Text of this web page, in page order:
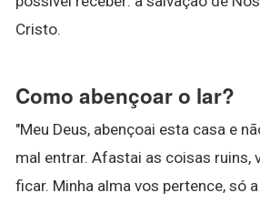
Cristo.
Como abençoar o lar?
"Meu Deus, abençoai esta casa e
mal entrar. Afastai as coisas ruins,
ficar. Minha alma vos pertence, só